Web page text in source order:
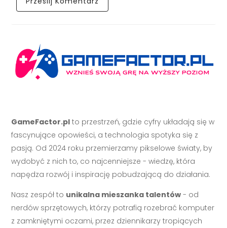
GameFactor.pl to przestrzeń, gdzie cyfry układają się w
fascynujące opowieści, a technologia spotyka się z
pasją. Od 2024 roku przemierzamy pikselowe światy, by
wydobyć z nich to, co najcenniejsze - wiedzę, która
napędza rozwój i inspirację pobudzającą do działania.
Nasz zespół to unikalna mieszanka talentów - od
nerdów sprzętowych, którzy potrafią rozebrać komputer
z zamkniętymi oczami, przez dziennikarzy tropiących